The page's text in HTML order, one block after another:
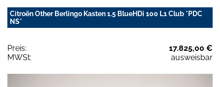
Citroën Other Berlingo Kasten 1.5 BlueHDi 100 L1 Club *PDC
NS*
Preis:
17.825,00 €
MWSt:
ausweisbar